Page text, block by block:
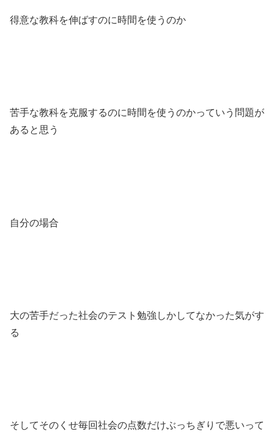
得意な教科を伸ばすのに時間を使うのか
苦手な教科を克服するのに時間を使うのかっていう問題が
あると思う
自分の場合
大の苦手だった社会のテスト勉強しかしてなかった気がす
る
そしてそのくせ毎回社会の点数だけぶっちぎりで悪いって